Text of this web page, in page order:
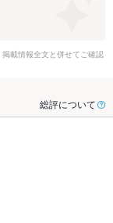
載情報全文と併せてご確認
総評について